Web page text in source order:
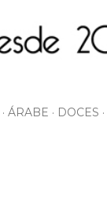
ÁRABE DOCES